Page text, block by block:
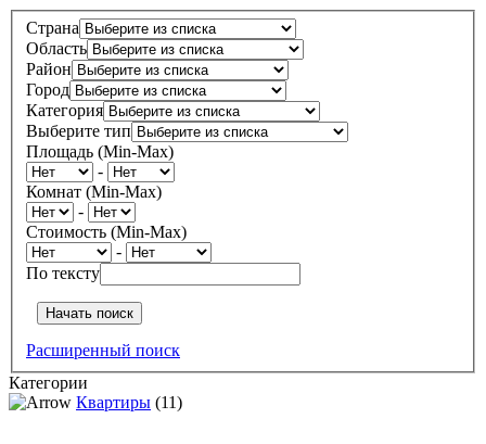
Страна
Область
Район
Город
Категория
Выберите тип
Площадь (Min-Max)
-
Комнат (Min-Max)
-
Стоимость (Min-Max)
-
По тексту
Расширенный поиск
Категории
Квартиры (11)